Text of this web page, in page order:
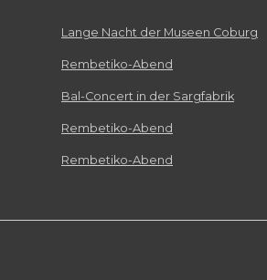
Lange Nacht der Museen Coburg
Rembetiko-Abend
Bal-Concert in der Sargfabrik
Rembetiko-Abend
Rembetiko-Abend